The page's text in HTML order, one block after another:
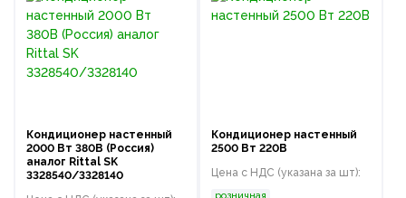
Кондиционер настенный
2000 Вт 380В (Россия)
аналог Rittal SK
3328540/3328140
Кондиционер настенный
2500 Вт 220В
Цена с НДС (указана за шт):